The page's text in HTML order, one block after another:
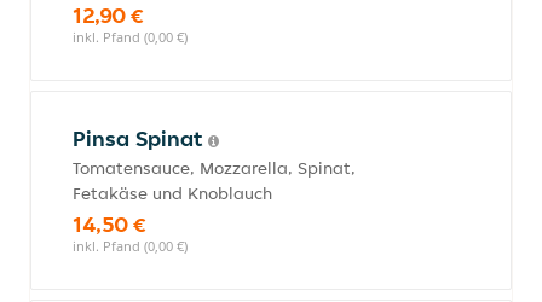
12,90 €
inkl. Pfand (0,00 €)
Pinsa Spinat
Tomatensauce, Mozzarella, Spinat,
Fetakäse und Knoblauch
14,50 €
inkl. Pfand (0,00 €)